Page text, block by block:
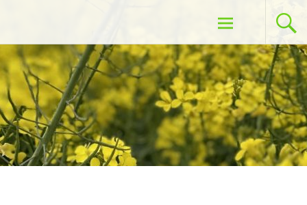
springen